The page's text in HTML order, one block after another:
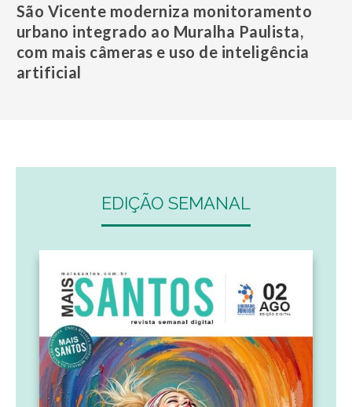
São Vicente moderniza monitoramento
urbano integrado ao Muralha Paulista,
com mais câmeras e uso de inteligência
artificial
EDIÇÃO SEMANAL